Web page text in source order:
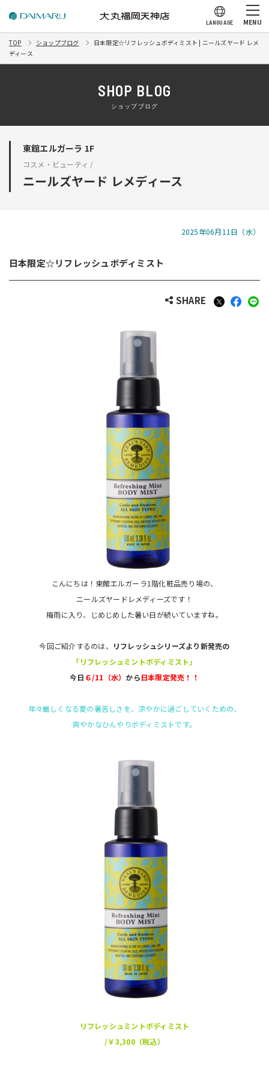
LANGUAGE MENU
TOP ショップブログ
日本限定☆リフレッシュボディミスト | ニールズヤード レメ
ディース
SHOP BLOG
ショップブログ
東館エルガーラ 1F
コスメ・ビューティ /
ニールズヤード レメディース
2025年06月11日（水）
日本限定☆リフレッシュボディミスト
SHARE
こんにちは！東館エルガーラ1階化粧品売り場の、
ニールズヤードレメディーズです！
梅雨に入り、じめじめした暑い日が続いていますね。
今回ご紹介するのは、
リフレッシュシリーズより新発売の
「リフレッシュミントボディミスト」
今日 ６/11（水） から日本限定発売！！
年々厳しくなる夏の暑苦しさを、涼やかに過ごしていくための、
爽やかなひんやりボディミストです。
リフレッシュミントボディミスト
/￥3,300（税込）